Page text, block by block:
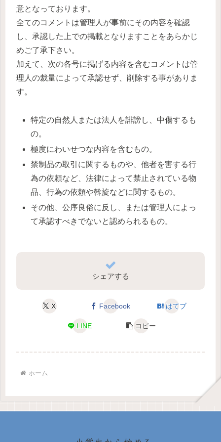
意となっております。
全てのコメントは管理人が事前にその内容を確認
し、承認した上での掲載となりますことをあらかじ
めご了承下さい。
加えて、次の各号に掲げる内容を含むコメントは管
理人の裁量によって承認せず、削除する事がありま
す。
特定の自然人または法人を誹謗し、中傷するも
の。
極度にわいせつな内容を含むもの。
禁制品の取引に関するものや、他者を害する行
為の依頼など、法律によって禁止されている物
品、行為の依頼や斡旋などに関するもの。
その他、公序良俗に反し、または管理人によっ
て承認すべきでないと認められるもの。
シェアする
X Facebook はてブ
LINE コピー
ホーム